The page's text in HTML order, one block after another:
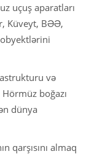
uçuş aparatları
Küveyt, BƏƏ,
və
boğazı
dünya
qarşısını almaq